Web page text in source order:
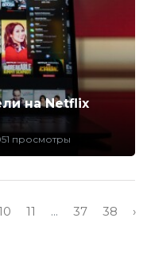
на Netflix
просмотры
11 ... 37 38 ›